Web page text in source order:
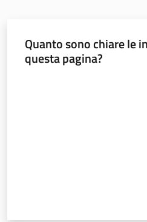
sementi
Quanto sono chiare le
questa pagina?